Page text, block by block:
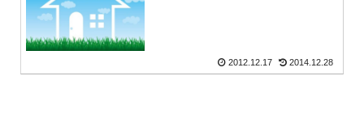
2012.12.17 2014.12.28